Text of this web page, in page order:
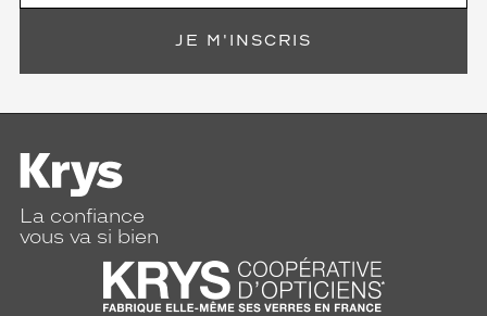
JE M'INSCRIS
La confiance
vous va si bien